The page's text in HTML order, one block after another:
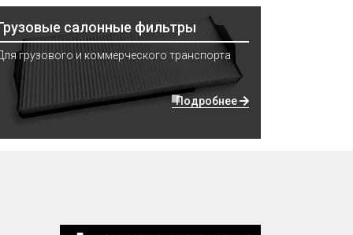
салонные фильтры
грузового и коммерческого транспорта
Подробнее